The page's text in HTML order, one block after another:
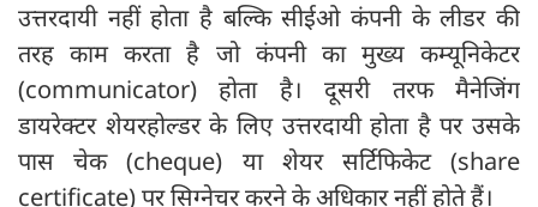
उत्तरदायी नहीं होता है बल्कि सीईओ कंपनी के लीडर की
तरह काम करता है जो कंपनी का मुख्य कम्यूनिकेटर
(communicator) होता है। दूसरी तरफ मैनेजिंग
डायरेक्टर शेयरहोल्डर के लिए उत्तरदायी होता है पर उसके
पास चेक (cheque) या शेयर सर्टिफिकेट (share
certificate) पर सिग्नेचर करने के अधिकार नहीं होते हैं।